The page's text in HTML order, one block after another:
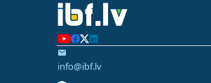
info@ibf.lv